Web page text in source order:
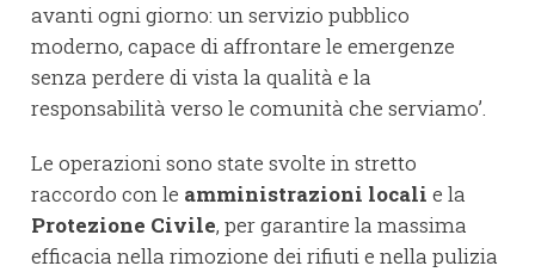
avanti ogni giorno: un servizio pubblico
moderno, capace di affrontare le emergenze
senza perdere di vista la qualità e la
responsabilità verso le comunità che serviamo’.
Le operazioni sono state svolte in stretto
raccordo con le amministrazioni locali e la
Protezione Civile, per garantire la massima
efficacia nella rimozione dei rifiuti e nella pulizia